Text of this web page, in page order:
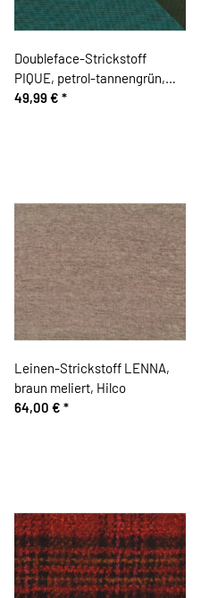
Doubleface-Strickstoff
PIQUE, petrol-tannengrün,
Toptex
49,99 € *
Leinen-Strickstoff LENNA,
braun meliert, Hilco
64,00 € *